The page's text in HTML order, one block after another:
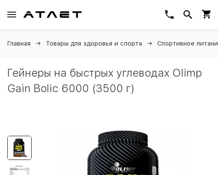
Главная Товары для здоровья и спорта Спортивное
Гейнеры на быстрых углеводах Olimp
Gain Bolic 6000 (3500 г)